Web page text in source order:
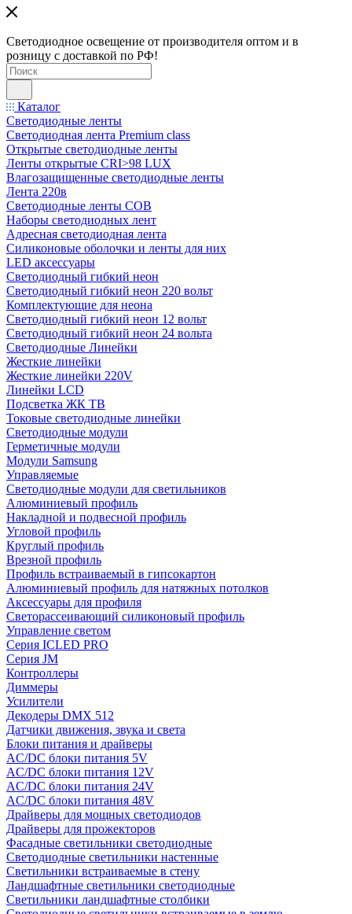
Светодиодное освещение от производителя оптом и в
розницу с доставкой по РФ!
Каталог
Светодиодные ленты
Светодиодная лента Premium class
Открытые светодиодные ленты
Ленты открытые CRI>98 LUX
Влагозащищенные светодиодные ленты
Лента 220в
Светодиодные ленты COB
Наборы светодиодных лент
Адресная светодиодная лента
Силиконовые оболочки и ленты для них
LED аксессуары
Светодиодный гибкий неон
Светодиодный гибкий неон 220 вольт
Комплектующие для неона
Светодиодный гибкий неон 12 вольт
Светодиодный гибкий неон 24 вольта
Светодиодные Линейки
Жесткие линейки
Жесткие линейки 220V
Линейки LCD
Подсветка ЖК ТВ
Токовые светодиодные линейки
Светодиодные модули
Герметичные модули
Модули Samsung
Управляемые
Светодиодные модули для светильников
Алюминиевый профиль
Накладной и подвесной профиль
Угловой профиль
Круглый профиль
Врезной профиль
Профиль встраиваемый в гипсокартон
Алюминиевый профиль для натяжных потолков
Аксессуары для профиля
Светорассеивающий силиконовый профиль
Управление светом
Серия ICLED PRO
Серия JM
Контроллеры
Диммеры
Усилители
Декодеры DMX 512
Датчики движения, звука и света
Блоки питания и драйверы
AC/DC блоки питания 5V
AC/DC блоки питания 12V
AC/DC блоки питания 24V
AC/DC блоки питания 48V
Драйверы для мощных светодиодов
Драйверы для прожекторов
Фасадные светильники светодиодные
Светодиодные светильники настенные
Светильники встраиваемые в стену
Ландшафтные светильники светодиодные
Светильники ландшафтные столбики